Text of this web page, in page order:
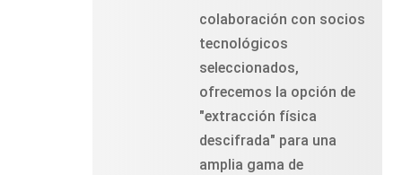
colaboración con socios
tecnológicos
seleccionados,
ofrecemos la opción de
"extracción física
descifrada" para una
amplia gama de